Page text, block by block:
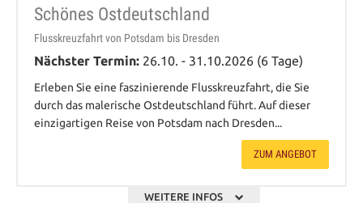
Schönes Ostdeutschland
Flusskreuzfahrt von Potsdam bis Dresden
Nächster Termin: 26.10. - 31.10.2026 (6 Tage)
Erleben Sie eine faszinierende Flusskreuzfahrt, die Sie
durch das malerische Ostdeutschland führt. Auf dieser
einzigartigen Reise von Potsdam nach Dresden...
ZUM ANGEBOT
WEITERE INFOS